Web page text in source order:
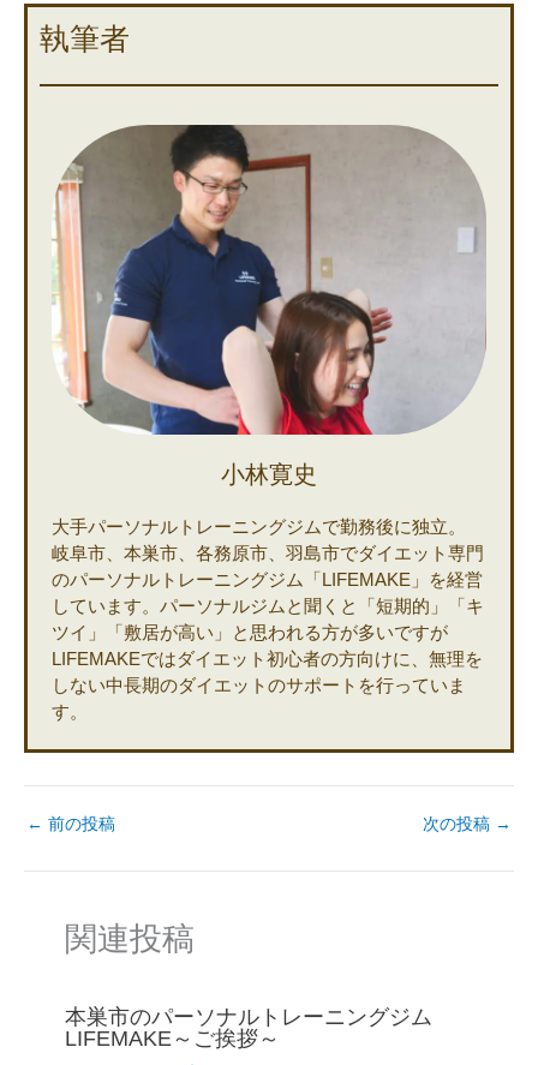
執筆者
小林寛史
大手パーソナルトレーニングジムで勤務後に独立。
岐阜市、本巣市、各務原市、羽島市でダイエット専門
のパーソナルトレーニングジム「LIFEMAKE」を経営
しています。パーソナルジムと聞くと「短期的」「キ
ツイ」「敷居が高い」と思われる方が多いですが
LIFEMAKEではダイエット初心者の方向けに、無理を
しない中長期のダイエットのサポートを行っていま
す。
← 前の投稿 次の投稿 →
関連投稿
本巣市のパーソナルトレーニングジム
LIFEMAKE～ご挨拶～